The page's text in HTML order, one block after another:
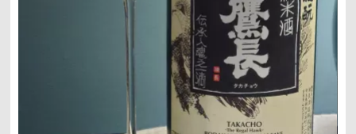
新生姜の甘酢漬け→どちらかというとお酒メインで、濃厚
なお酒の味わいを新生姜の甘酢漬けでサッパリさせる合わ
味噌乗せフキノトウ→フキノトウの苦味や独特の風味とぶ
つからず流してしまうポテンシャル！味噌にも合いそうな